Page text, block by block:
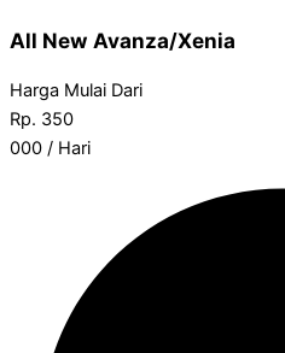
All New Avanza/Xenia
Harga Mulai Dari
Rp. 350
000 / Hari